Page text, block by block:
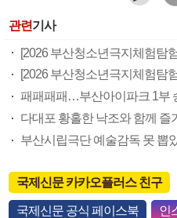
관련기사
패패패패…부산아이파크 1부
다대포 황홀한 낙조와 함께 즐
부산시립극단 예술감독 못 뽑
국제신문 카카오플러스 친구
국제신문 공식 페이스북 인